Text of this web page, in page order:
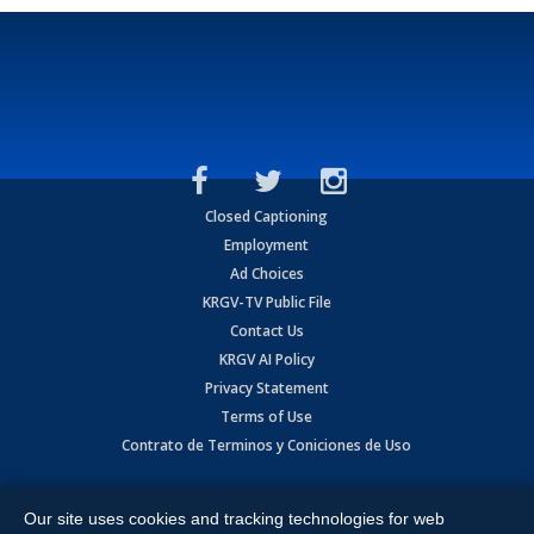
Closed Captioning
Employment
Ad Choices
KRGV-TV Public File
Contact Us
KRGV AI Policy
Privacy Statement
Terms of Use
Contrato de Terminos y Coniciones de Uso
Expressway, Weslaco, TX 78596.
Our site uses cookies and tracking technologies for web